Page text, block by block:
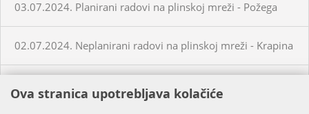
03.07.2024. Planirani radovi na plinskoj mreži - Požega
02.07.2024. Neplanirani radovi na plinskoj mreži - Krapina
Ova stranica upotrebljava kolačiće